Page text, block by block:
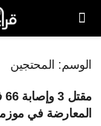
الوسم: المحتجين
المعارضة في